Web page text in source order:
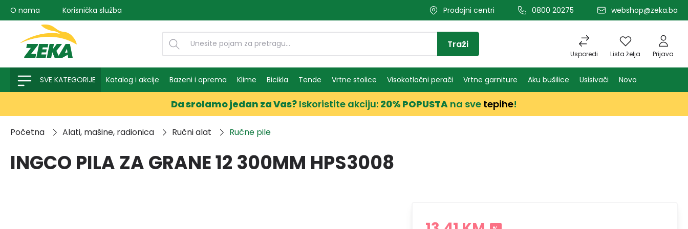
pretragu Preskoči na glavnu navigaciju
O nama Korisnička služba Prodajni centri 0800 20275 webshop@zeka.ba
Usporedi Lista želja Prijava
Traži
SVE KATEGORIJE Katalog i akcije Bazeni i oprema Klime Bicikla Tende Vrtne stolice Visokotlačni perači Vrtne garniture Aku bušilice Usisivači Novo
Da srolamo jedan za Vas? Iskoristite akciju: 20% POPUSTA na sve tepihe!
Početna Alati, mašine, radionica Ručni alat Ručne pile
INGCO PILA ZA GRANE 12 300MM HPS3008